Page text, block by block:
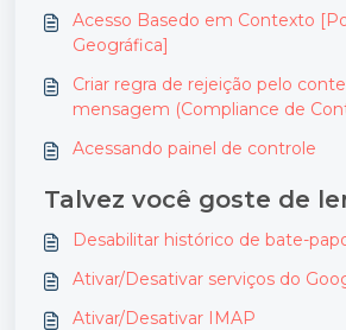
Acesso Basedo em Contexto
Geográfica]
Criar regra de rejeição pelo
mensagem (Compliance de
Acessando painel de controle
Talvez você goste de
Desabilitar histórico de bate-
Ativar/Desativar serviços do
Ativar/Desativar IMAP